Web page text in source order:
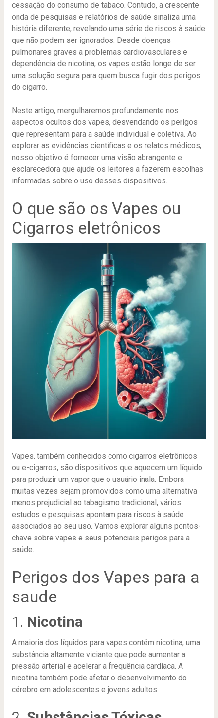
cessação do consumo de tabaco. Contudo, a crescente
onda de pesquisas e relatórios de saúde sinaliza uma
história diferente, revelando uma série de riscos à saúde
que não podem ser ignorados. Desde doenças
pulmonares graves a problemas cardiovasculares e
dependência de nicotina, os vapes estão longe de ser
uma solução segura para quem busca fugir dos perigos
do cigarro.
Neste artigo, mergulharemos profundamente nos
aspectos ocultos dos vapes, desvendando os perigos
que representam para a saúde individual e coletiva. Ao
explorar as evidências científicas e os relatos médicos,
nosso objetivo é fornecer uma visão abrangente e
esclarecedora que ajude os leitores a fazerem escolhas
informadas sobre o uso desses dispositivos.
O que são os Vapes ou
Cigarros eletrônicos
Vapes, também conhecidos como cigarros eletrônicos
ou e-cigarros, são dispositivos que aquecem um líquido
para produzir um vapor que o usuário inala. Embora
muitas vezes sejam promovidos como uma alternativa
menos prejudicial ao tabagismo tradicional, vários
estudos e pesquisas apontam para riscos à saúde
associados ao seu uso. Vamos explorar alguns pontos-
chave sobre vapes e seus potenciais perigos para a
saúde.
Perigos dos Vapes para a
saude
1. Nicotina
A maioria dos líquidos para vapes contém nicotina, uma
substância altamente viciante que pode aumentar a
pressão arterial e acelerar a frequência cardíaca. A
nicotina também pode afetar o desenvolvimento do
cérebro em adolescentes e jovens adultos.